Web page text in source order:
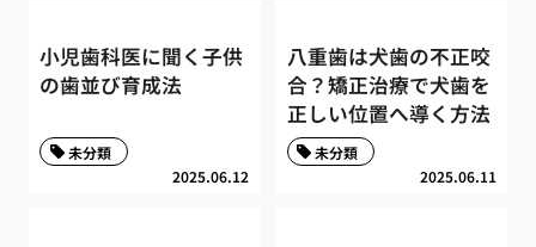
小児歯科医に聞く子供
の歯並び育成法
2025.06.12
未分類
八重歯は犬歯の不正咬
合？矯正治療で犬歯を
正しい位置へ導く方法
2025.06.11
未分類